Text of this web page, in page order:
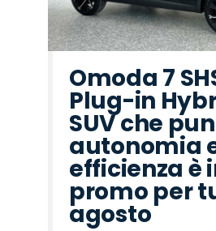
Omoda 7
Plug-in
SUV che
autonomia
efficienza è
promo per
agosto